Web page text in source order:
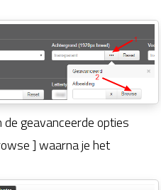
geavanceerde opties
] waarna je het